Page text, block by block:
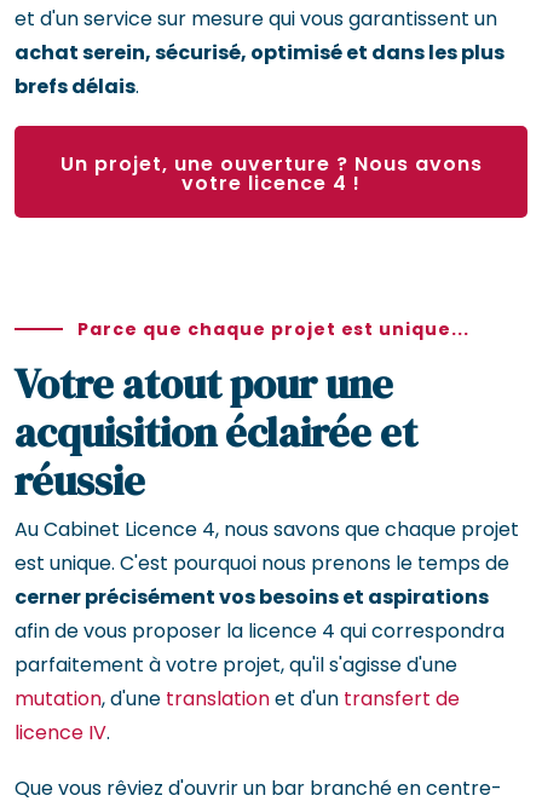
et d'un service sur mesure qui vous garantissent un
achat serein, sécurisé, optimisé et dans les plus
brefs délais.
Un projet, une ouverture ? Nous avons
votre licence 4 !
Parce que chaque projet est unique...
Votre atout pour une
acquisition éclairée et
réussie
Au Cabinet Licence 4, nous savons que chaque projet
est unique. C'est pourquoi nous prenons le temps de
cerner précisément vos besoins et aspirations
afin de vous proposer la licence 4 qui correspondra
parfaitement à votre projet, qu'il s'agisse d'une
mutation, d'une translationet d'un transfert de
licence IV.
Que vous rêviez d'ouvrir un bar branché en centre-